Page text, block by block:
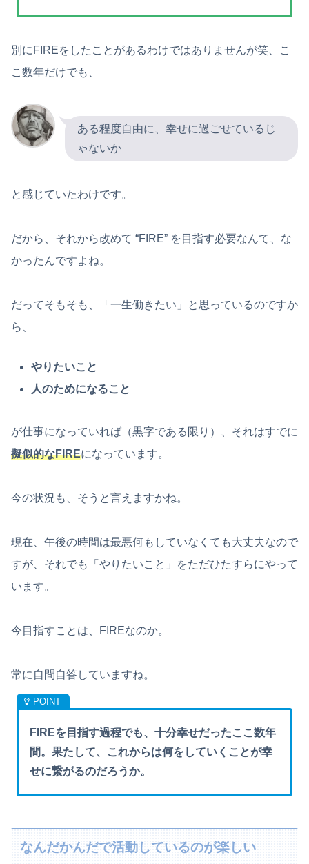
別にFIREをしたことがあるわけではありませんが笑、こ
こ数年だけでも、
ある程度自由に、幸せに過ごせているじ
ゃないか
と感じていたわけです。
だから、それから改めて “FIRE” を目指す必要なんて、な
かったんですよね。
だってそもそも、「一生働きたい」と思っているのですか
ら、
やりたいこと
人のためになること
が仕事になっていれば（黒字である限り）、それはすでに
擬似的なFIREになっています。
今の状況も、そうと言えますかね。
現在、午後の時間は最悪何もしていなくても大丈夫なので
すが、それでも「やりたいこと」をただひたすらにやって
います。
今目指すことは、FIREなのか。
常に自問自答していますね。
FIREを目指す過程でも、十分幸せだったここ数年
間。果たして、これからは何をしていくことが幸
せに繋がるのだろうか。
なんだかんだで活動しているのが楽しい